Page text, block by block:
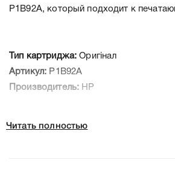
P1B92A, который подходит к
Тип картриджа: Оригінал
Артикул: P1B92A
Производитель: HP
Читать полностью